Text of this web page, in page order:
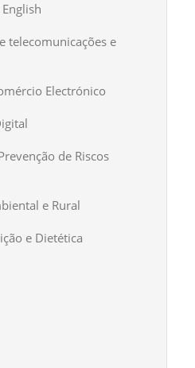
telecomunicações e
Electrónico
de Riscos
e Rural
e Dietética